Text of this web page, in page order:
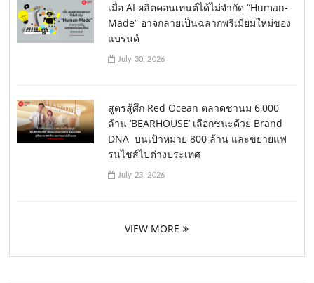
เมื่อ AI ผลิตคอนเทนต์ได้ไม่จำกัด “Human-
Made” อาจกลายเป็นฉลากพรีเมียมใหม่ของ
แบรนด์
July 30, 2026
สูตรสู้ศึก Red Ocean ตลาดชานม 6,000
ล้าน ‘BEARHOUSE’ เลือกชนะด้วย Brand
DNA บนเป้าหมาย 800 ล้าน และขยายแฟ
รนไชส์ไปต่างประเทศ
July 23, 2026
VIEW MORE